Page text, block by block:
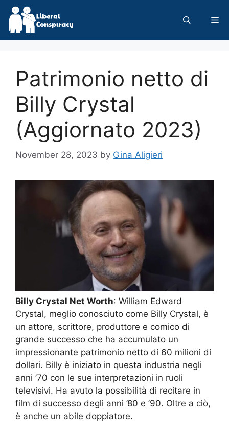
Skip
content
Patrimonio netto di
Billy Crystal
(Aggiornato 2023)
November 28, 2023 by Gina Aligieri
Billy Crystal Net Worth: William Edward
Crystal, meglio conosciuto come Billy Crystal, è
un attore, scrittore, produttore e comico di
grande successo che ha accumulato un
impressionante patrimonio netto di 60 milioni di
dollari. Billy è iniziato in questa industria negli
anni ’70 con le sue interpretazioni in ruoli
televisivi. Ha avuto la possibilità di recitare in
film di successo degli anni ’80 e ’90. Oltre a ciò,
è anche un abile doppiatore.